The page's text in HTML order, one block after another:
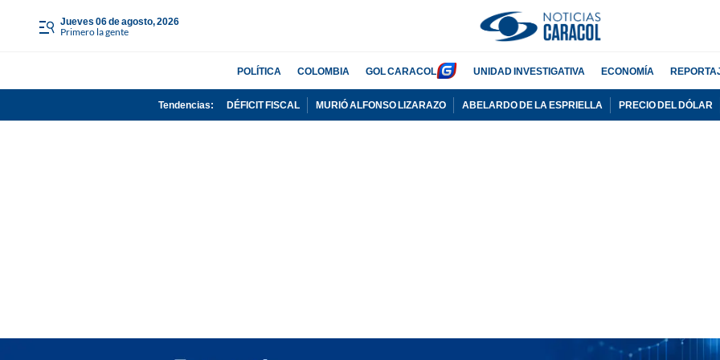
jueves 06 de agosto, 2026
Primero la gente
POLÍTICA COLOMBIA GOL CARACOL UNIDAD INVESTIGATIVA ECONOMÍA
Tendencias: DÉFICIT FISCAL MURIÓ ALFONSO LIZARAZO ABELARDO DE LA ESPRIELLA PRECIO DEL DÓLAR